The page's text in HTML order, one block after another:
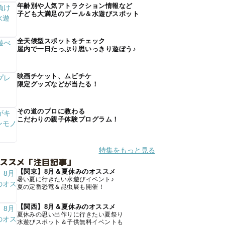
年齢別や人気アトラクション情報など
子ども大満足のプール＆水遊びスポット
全天候型スポットをチェック
屋内で一日たっぷり思いっきり遊ぼう♪
映画チケット、ムビチケ
限定グッズなどが当たる！
その道のプロに教わる
こだわりの親子体験プログラム！
特集をもっと見る
スメ「注目記事」
【関東】8月＆夏休みのオススメ
暑い夏に行きたい水遊びイベント♪
夏の定番恐竜＆昆虫展も開催！
【関西】8月＆夏休みのオススメ
夏休みの思い出作りに行きたい夏祭り
水遊びスポット＆子供無料イベントも